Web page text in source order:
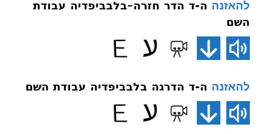
להאזנה ה-ד הדר חזרה–בלבביפדיה עבודת
השם
להאזנה ה-ד הדרגה בלבביפדיה עבודת השם